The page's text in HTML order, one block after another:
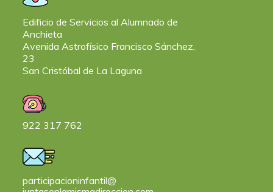
Edificio de Servicios al Alumnado de
Anchieta
Avenida Astrofísico Francisco Sánchez,
23
San Cristóbal de La Laguna
922 317 762
participacioninfantil@